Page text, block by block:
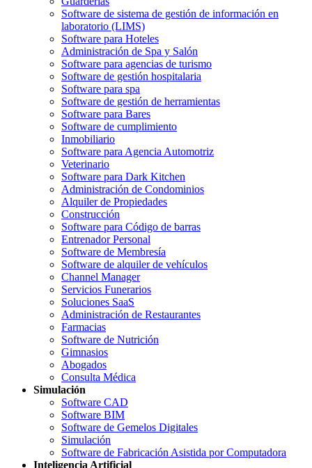
Software de sistema de gestión de información en
laboratorio (LIMS)
Software para Hoteles
Administración de Spa y Salón
Software para agencias de turismo
Software de gestión hospitalaria
Software para spa
Software de gestión de herramientas
Software para Bares
Software de cumplimiento
Inmobiliario
Software para Agencia Automotriz
Veterinario
Software para Dark Kitchen
Administración de Condominios
Alquiler de Propiedades
Construcción
Software para Código de barras
Entrenador Personal
Software de Membresía
Software de alquiler de vehículos
Channel Manager
Servicios Funerarios
Soluciones SaaS
Administración de Restaurantes
Farmacias
Software de Nutrición
Gimnasios
Abogados
Consulta Médica
Simulación
Software CAD
Software BIM
Software de Gemelos Digitales
Simulación
Software de Fabricación Asistida por Computadora
Inteligencia Artificial